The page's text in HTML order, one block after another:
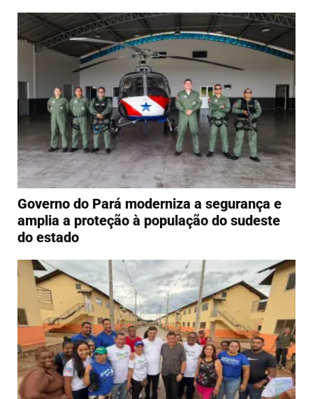
Governo do Pará moderniza a segurança e
amplia a proteção à população do sudeste
do estado